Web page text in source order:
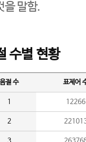
을 말함.
수별 현황
음절 수 표제어
1 12266
2